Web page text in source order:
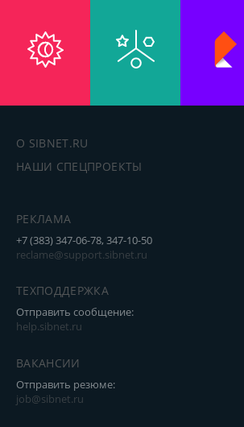
О SIBNET.RU
НАШИ СПЕЦПРОЕКТЫ
РЕКЛАМА
+7 (383) 347-06-78, 347-10-50
reclame@support.sibnet.ru
ТЕХПОДДЕРЖКА
Отправить сообщение:
help.sibnet.ru
ВАКАНСИИ
Отправить резюме:
job@sibnet.ru